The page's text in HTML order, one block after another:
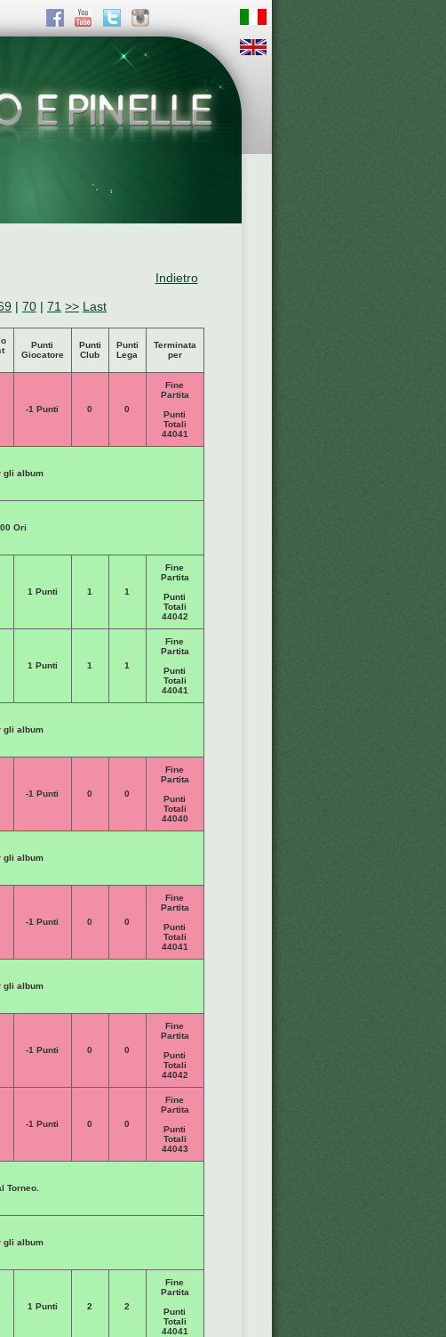
Indietro
| 70 | 71 >> Last
Punti
Giocatore
Punti
Club
Punti
Lega
Terminata
per
-1 Punti 0 0
Fine
Partita
Punti
Totali
44041
gli album
Ori
1 Punti 1 1
Fine
Partita
Punti
Totali
44042
1 Punti 1 1
Fine
Partita
Punti
Totali
44041
gli album
-1 Punti 0 0
Fine
Partita
Punti
Totali
44040
gli album
-1 Punti 0 0
Fine
Partita
Punti
Totali
44041
gli album
-1 Punti 0 0
Fine
Partita
Punti
Totali
44042
-1 Punti 0 0
Fine
Partita
Punti
Totali
44043
Torneo.
gli album
1 Punti 2 2
Fine
Partita
Punti
Totali
44041